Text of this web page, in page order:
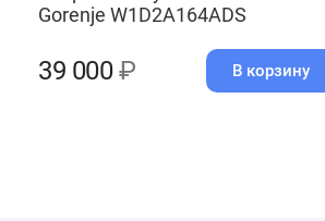
Gorenje W1D2A164ADS
39 000₽ В корзину